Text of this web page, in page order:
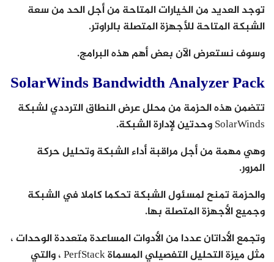
توجد العديد من الخيارات المتاحة من أجل الحد من سعة
الشبكة المتاحة للأجهزة المتصلة بالراوتر.
وسوف نستعرض الآن بعض أهم هذه البرامج.
SolarWinds Bandwidth Analyzer Pack
تتضمن هذه الحزمة من محلل عرض النطاق الترددي لشبكة
SolarWinds وحدتين لإدارة الشبكة.
وهي مهمة من أجل مراقبة أداء الشبكة وتحليل حركة
المرور.
والحزمة تمنح لمسئول الشبكة تحكما كاملا في الشبكة
وجميع الأجهزة المتصلة بها.
وتجمع الأداتان عددا من الأدوات المساعدة متعددة الوحدات ،
مثل ميزة التحليل التفصيلي المسماة PerfStack ، والتي